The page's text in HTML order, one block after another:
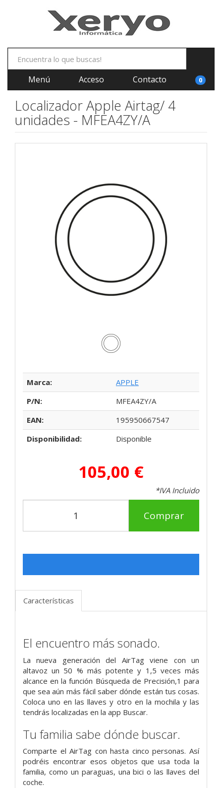
Menú Acceso Contacto 0
Localizador Apple Airtag/ 4
unidades - MFEA4ZY/A
Marca:
APPLE
P/N:
MFEA4ZY/A
EAN:
195950667547
Disponibilidad:
Disponible
105,00 €
*IVA Incluido
Comprar
Características
El encuentro más sonado.
La nueva generación del AirTag viene con un
altavoz un 50 % más potente y 1,5 veces más
alcance en la función Búsqueda de Precisión,1 para
que sea aún más fácil saber dónde están tus cosas.
Coloca uno en las llaves y otro en la mochila y las
tendrás localizadas en la app Buscar.
Tu familia sabe dónde buscar.
Comparte el AirTag con hasta cinco personas. Así
podréis encontrar esos objetos que usa toda la
familia, como un paraguas, una bici o las llaves del
coche.